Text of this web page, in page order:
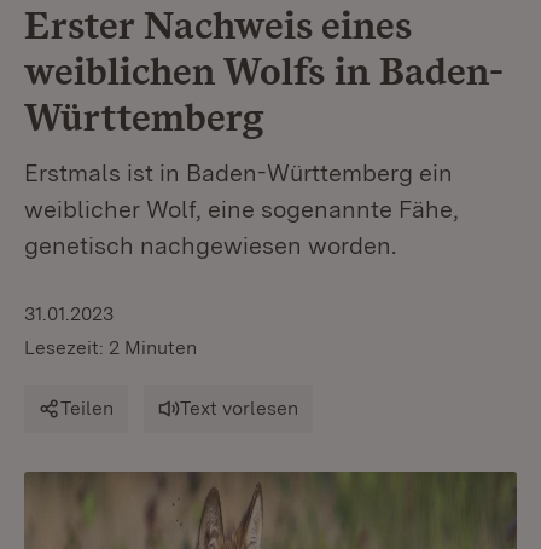
Erster Nachweis eines
weiblichen Wolfs in Baden-
Württemberg
Erstmals ist in Baden-Württemberg ein
weiblicher Wolf, eine sogenannte Fähe,
genetisch nachgewiesen worden.
31.01.2023
Lesezeit: 2 Minuten
Teilen Text vorlesen